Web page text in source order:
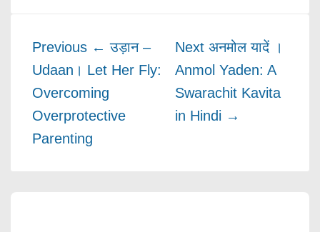
Previous ← उड़ान –
Udaan। Let Her Fly:
Overcoming
Overprotective
Parenting
Next अनमोल यादें ।
Anmol Yaden: A
Swarachit Kavita
in Hindi →